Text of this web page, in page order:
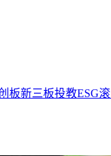
板新三板投教ESG